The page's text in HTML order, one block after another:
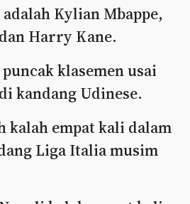
Kylian Mbappe,
Harry Kane.
klasemen usai
kandang Udinese.
kalah empat kali dalam
Liga Italia musim